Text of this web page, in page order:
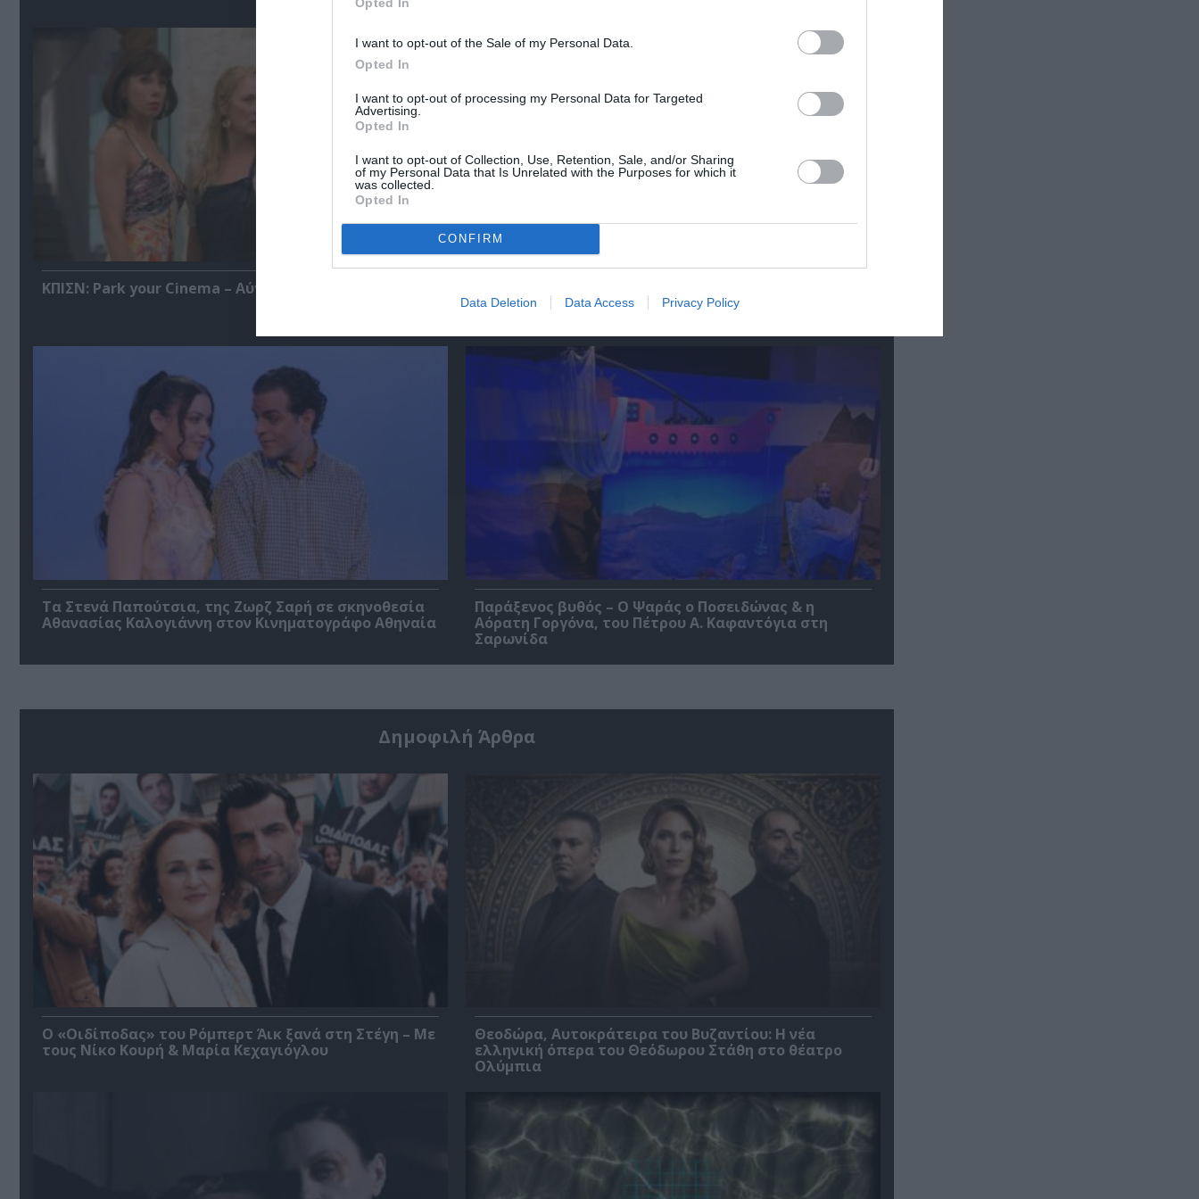
I want to opt-out of the Sale of my Personal Data.
Opted In
I want to opt-out of processing my Personal Data for Targeted
Advertising.
Opted In
I want to opt-out of Collection, Use, Retention, Sale, and/or Sharing
of my Personal Data that Is Unrelated with the Purposes for which it
was collected.
Opted In
CONFIRM
Data Deletion Data Access Privacy Policy
ΚΠΙΣΝ: Park your Cinema – Αύγουστος 2026
σκηνοθεσία Δημήτρη Δεγαΐτη στο 12ο Διεθνές
Τα Στενά Παπούτσια, της Ζωρζ Σαρή σε σκηνοθεσία
Αθανασίας Καλογιάννη στον Κινηματογράφο Αθηναία
Παράξενος βυθός – Ο Ψαράς ο Ποσειδώνας & η
Αόρατη Γοργόνα, του Πέτρου Α. Καφαντόγια στη
Σαρωνίδα
Δημοφιλή Άρθρα
O «Οιδίποδας» του Ρόμπερτ Άικ ξανά στη Στέγη – Με
τους Νίκο Κουρή & Μαρία Κεχαγιόγλου
Θεοδώρα, Αυτοκράτειρα του Βυζαντίου: Η νέα
ελληνική όπερα του Θεόδωρου Στάθη στο θέατρο
Ολύμπια